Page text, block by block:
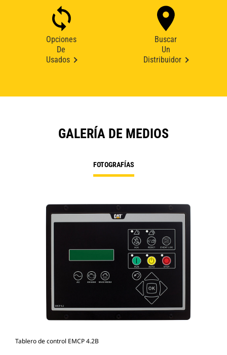
Opciones
De
Usados
Buscar
Un
Distribuidor
GALERÍA DE MEDIOS
FOTOGRAFÍAS
Tablero de control EMCP 4.2B